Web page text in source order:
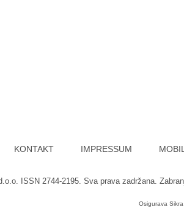
KONTAKT IMPRESSUM
ISSN 2744-2195. Sva prava zadržana.
Osigurava